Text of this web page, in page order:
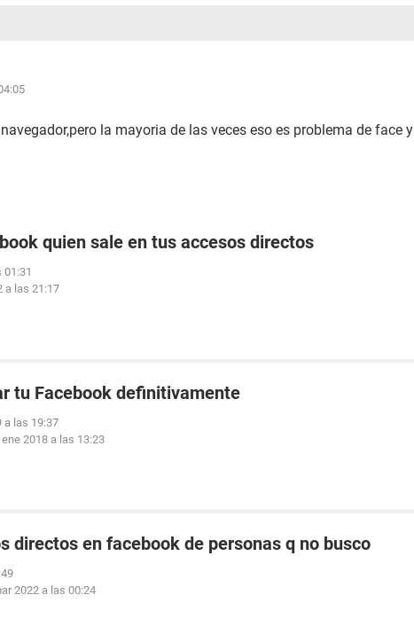
la mayoria de las veces eso es problema de face y
quien sale en tus accesos directos
01:31
a las 21:17
tu Facebook definitivamente
a las 19:37
2018 a las 13:23
directos en facebook de personas q no busco
2022 a las 00:24